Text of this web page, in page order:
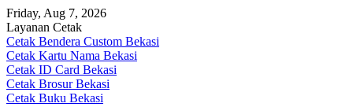
Skip
to
content
Friday, Aug 7, 2026
Layanan Cetak
Cetak Bendera Custom Bekasi
Cetak Kartu Nama Bekasi
Cetak ID Card Bekasi
Cetak Brosur Bekasi
Cetak Buku Bekasi